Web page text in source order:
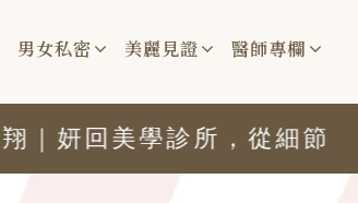
男女私密 美麗見證 醫師專欄
回美學診所，從細節開始